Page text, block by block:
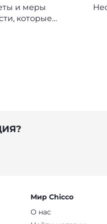
и меры
которые
кроватки
Мир Chicco
О нас